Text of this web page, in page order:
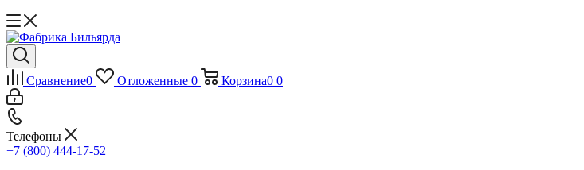
Сравнение0 Отложенные 0 Корзина0 0
Телефоны
+7 (800) 444-17-52